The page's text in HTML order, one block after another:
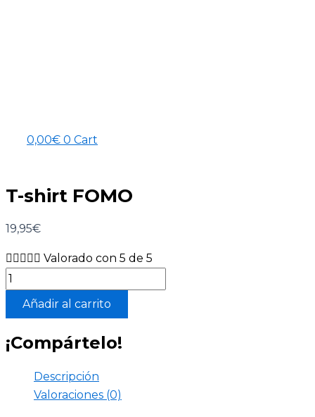
0,00€ 0 Cart
T-shirt FOMO
19,95€
 Valorado con 5 de 5
Añadir al carrito
¡Compártelo!
Descripción
Valoraciones (0)